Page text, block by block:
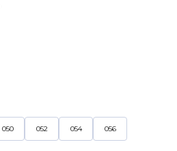
050 052 054 056